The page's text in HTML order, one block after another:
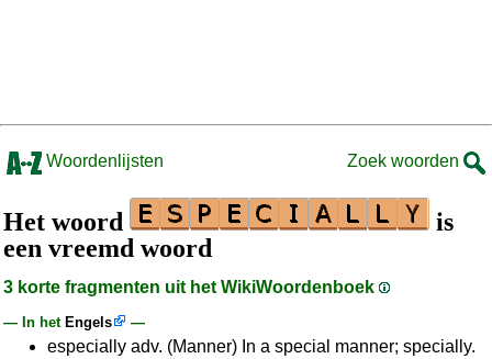
Woordenlijsten Zoek woorden
Het woord
is
een vreemd woord
3 korte fragmenten uit het WikiWoordenboek
— In het Engels —
especially adv. (Manner) In a special manner; specially.